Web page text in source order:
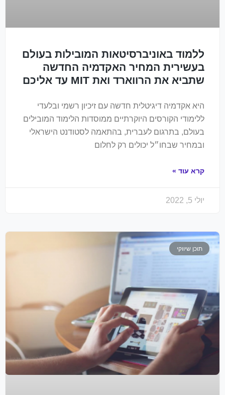
ללמוד באוניברסיטאות המובילות בעולם
בעשירית המחיר האקדמיה החדשה
שתביא את הרווארד ואת MIT עד אליכם
היא אקדמיה דיגיטלית חדשה עם זיכיון רשמי ובלעדי
ללימודי הקורסים היוקרתיים ממוסדות הלימוד המובילים
בעולם, בתרגום לעברית, בהתאמה לסטודנט הישראלי
ובמחיר שבחו״ל יכולים רק לחלום
קרא עוד »
יולי 5, 2022
תוכן שיווקי